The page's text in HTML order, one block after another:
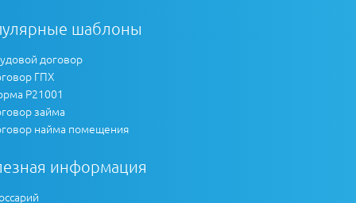
шаблоны
договор
ГПХ
Р21001
займа
найма помещения
информация